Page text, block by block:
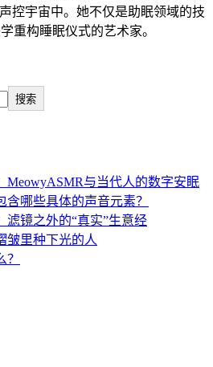
控宇宙中。她不仅是助眠领域的技
重构睡眠仪式的艺术家。
搜索
MeowyASMR与当代人的数字安眠
哪些具体的声音元素？
滤镜之外的“真实”生意经
皱里种下光的人